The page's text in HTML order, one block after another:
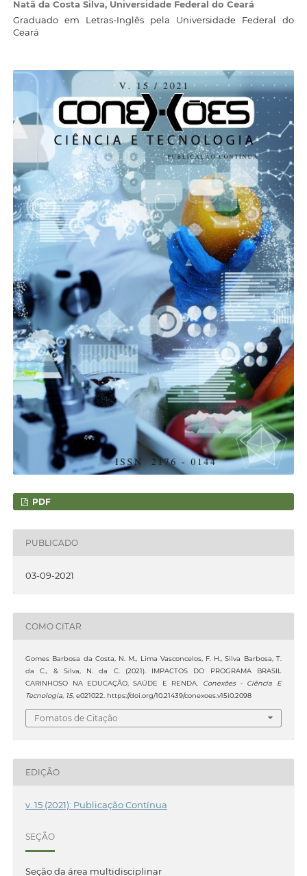
Natã da Costa Silva, Universidade Federal do Ceará
Graduado em Letras-Inglês pela Universidade Federal do
Ceará
PDF
PUBLICADO
03-09-2021
COMO CITAR
Gomes Barbosa da Costa, N. M., Lima Vasconcelos, F. H., Silva Barbosa, T.
da C., & Silva, N. da C. (2021). IMPACTOS DO PROGRAMA BRASIL
CARINHOSO NA EDUCAÇÃO, SAÚDE E RENDA.
Conexões - Ciência E
Tecnologia, 15, e021022. https://doi.org/10.21439/conexoes.v15i0.2098
Fomatos de Citação
EDIÇÃO
v. 15 (2021): Publicação Contínua
SEÇÃO
Seção da área multidisciplinar